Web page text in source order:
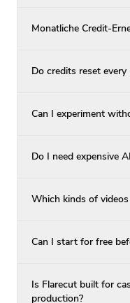
Monatliche Credit-
Do credits reset every
Can I experiment
Do I need expensive
Which kinds of
Can I start for free
Is Flarecut built for
production?